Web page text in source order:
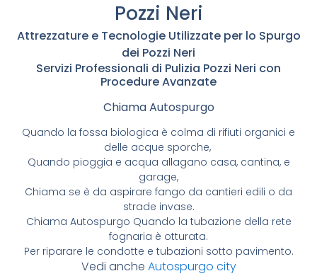
Pozzi Neri
Attrezzature e Tecnologie Utilizzate per lo Spurgo
dei Pozzi Neri
Servizi Professionali di Pulizia Pozzi Neri con
Procedure Avanzate
Chiama Autospurgo
Quando la fossa biologica è colma di rifiuti organici e
delle acque sporche,
Quando pioggia e acqua allagano casa, cantina, e
garage,
Chiama se è da aspirare fango da cantieri edili o da
strade invase.
Chiama Autospurgo Quando la tubazione della rete
fognaria è otturata.
Per riparare le condotte e tubazioni sotto pavimento.
Vedi anche Autospurgo city